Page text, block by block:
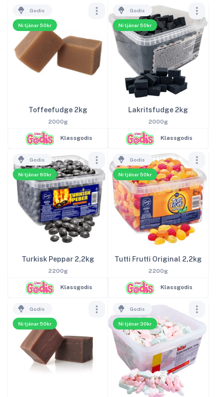
Ni tjänar 50kr
Godis
Toffeefudge 2kg
2000g
Klassgodis
Ni tjänar 50kr
Godis
Lakritsfudge 2kg
2000g
Klassgodis
Ni tjänar 60kr
Godis
Turkisk Peppar 2,2kg
2200g
Klassgodis
Ni tjänar 50kr
Godis
Tutti Frutti Original 2,2kg
2200g
Klassgodis
Ni tjänar 50kr
Godis
Ni tjänar 30kr
Godis